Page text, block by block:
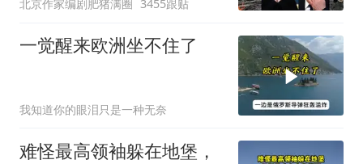
北京作家编剧肥猪满圈 3455跟贴
一觉醒来欧洲坐不住了
我知道你的眼泪只是一种无奈
难怪最高领袖躲在地堡，